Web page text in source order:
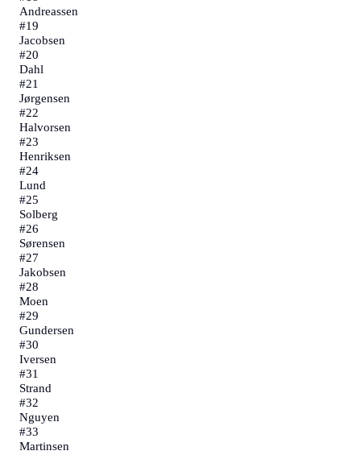
Andreassen
#19
Jacobsen
#20
Dahl
#21
Jørgensen
#22
Halvorsen
#23
Henriksen
#24
Lund
#25
Solberg
#26
Sørensen
#27
Jakobsen
#28
Moen
#29
Gundersen
#30
Iversen
#31
Strand
#32
Nguyen
#33
Martinsen